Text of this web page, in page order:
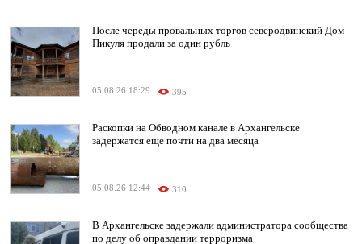
После череды провальных торгов северодвинский Дом
Пикуля продали за один рубль
05.08.26 18:29 395
Раскопки на Обводном канале в Архангельске
задержатся еще почти на два месяца
05.08.26 12:44 310
В Архангельске задержали администратора сообщества
по делу об оправдании терроризма